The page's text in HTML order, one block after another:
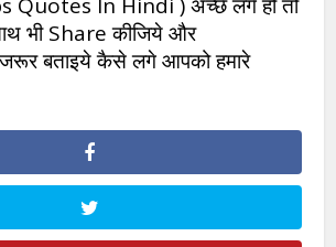
Quotes In Hindi ) अच्छे लगे हो तो
भी Share कीजिये और
बताइये कैसे लगे आपको हमारे